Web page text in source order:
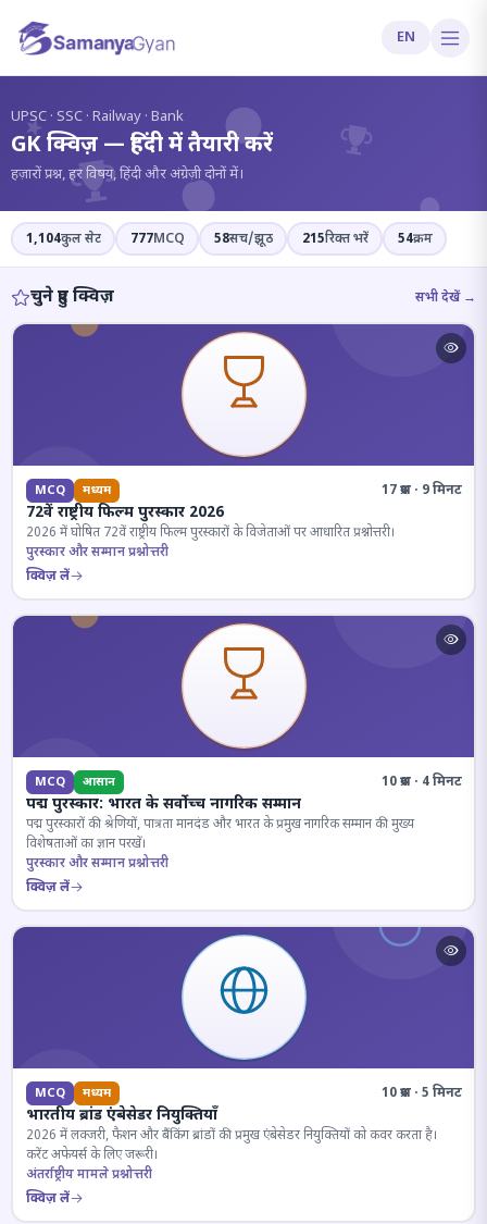
EN
?
UPSC · SSC · Railway · Bank
GK क्विज़ — हिंदी में तैयारी करें
हज़ारों प्रश्न, हर विषय, हिंदी और अंग्रेज़ी दोनों में।
1,104कुल सेट 777MCQ 58सच/झूठ 215रिक्त भरें 54क्रम
चुने हुए क्विज़ सभी देखें →
MCQ मध्यम 17 प्रश्न · 9 मिनट
72वें राष्ट्रीय फिल्म पुरस्कार 2026
2026 में घोषित 72वें राष्ट्रीय फिल्म पुरस्कारों के विजेताओं पर आधारित प्रश्नोत्तरी।
पुरस्कार और सम्मान प्रश्नोत्तरी
क्विज़ लें
MCQ आसान 10 प्रश्न · 4 मिनट
पद्म पुरस्कार: भारत के सर्वोच्च नागरिक सम्मान
पद्म पुरस्कारों की श्रेणियों, पात्रता मानदंड और भारत के प्रमुख नागरिक सम्मान की मुख्य
विशेषताओं का ज्ञान परखें।
पुरस्कार और सम्मान प्रश्नोत्तरी
क्विज़ लें
MCQ मध्यम 10 प्रश्न · 5 मिनट
भारतीय ब्रांड एंबेसेडर नियुक्तियाँ
2026 में लक्जरी, फैशन और बैंकिंग ब्रांडों की प्रमुख एंबेसेडर नियुक्तियों को कवर करता है।
करेंट अफेयर्स के लिए जरूरी।
अंतर्राष्ट्रीय मामले प्रश्नोत्तरी
क्विज़ लें